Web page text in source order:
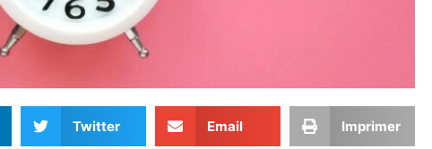
Twitter Email Imprimer